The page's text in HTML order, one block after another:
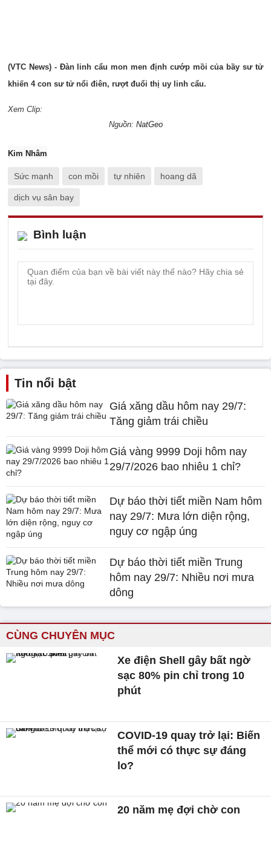
(VTC News) - Đàn linh cẩu mon men định cướp mồi của bầy sư tử
khiến 4 con sư tử nổi điên, rượt đuổi thị uy linh cẩu.
Xem Clip:
Nguồn: NatGeo
Kim Nhâm
Sức mạnh con mồi tự nhiên hoang dã
dịch vụ sân bay
Bình luận
Tin nổi bật
Giá xăng dầu hôm nay 29/7:
Tăng giảm trái chiều
Giá vàng 9999 Doji hôm nay
29/7/2026 bao nhiêu 1 chỉ?
Dự báo thời tiết miền Nam hôm
nay 29/7: Mưa lớn diện rộng,
nguy cơ ngập úng
Dự báo thời tiết miền Trung
hôm nay 29/7: Nhiều nơi mưa
dông
CÙNG CHUYÊN MỤC
Xe điện Shell gây bất ngờ
sạc 80% pin chỉ trong 10
phút
COVID-19 quay trở lại: Biến
thể mới có thực sự đáng
lo?
20 năm mẹ đợi chờ con